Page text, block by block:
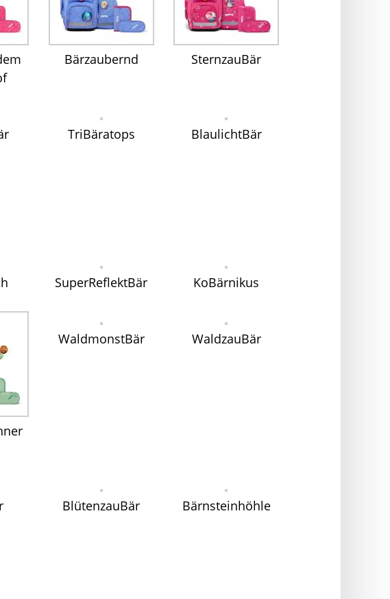
Bärzaubernd SternzauBär
TriBäratops BlaulichtBär
SuperReflektBär KoBärnikus
WaldmonstBär WaldzauBär
BlütenzauBär Bärnsteinhöhle